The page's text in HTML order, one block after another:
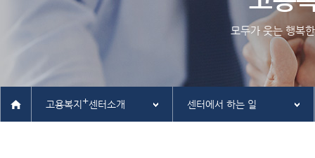
인재정보
관련사이트
모두가 웃는 행복
고용복지 +센터소개 센터에서 하는 일